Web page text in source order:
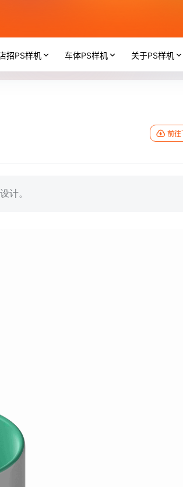
招PS样机 车体PS样机 关于PS样机
前往
计。